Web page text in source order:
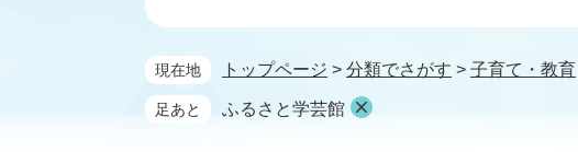
現在地 トップページ > 分類でさがす > 子育て・教育
足あと ふるさと学芸館